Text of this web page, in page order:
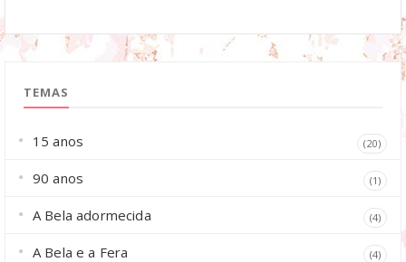
TEMAS
15 anos (20)
90 anos (1)
A Bela adormecida (4)
A Bela e a Fera (4)